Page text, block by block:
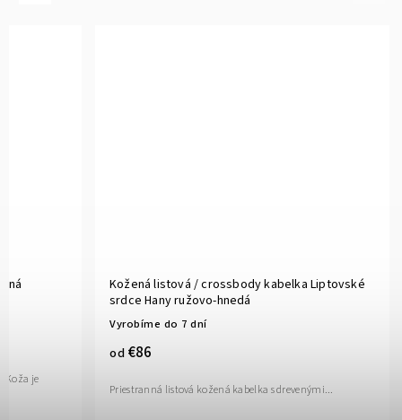
Koža je
Kožená listová / crossbody kabelka Liptovské
srdce Hany ružovo-hnedá
Vyrobíme do 7 dní
od €86
Priestranná listová kožená kabelka s drevenými...